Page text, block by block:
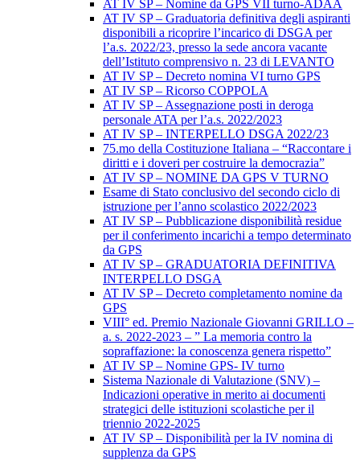
AT IV SP – Nomine da GPS VII turno-ADAA
AT IV SP – Graduatoria definitiva degli aspiranti
disponibili a ricoprire l’incarico di DSGA per
l’a.s. 2022/23, presso la sede ancora vacante
dell’Istituto comprensivo n. 23 di LEVANTO
AT IV SP – Decreto nomina VI turno GPS
AT IV SP – Ricorso COPPOLA
AT IV SP – Assegnazione posti in deroga
personale ATA per l’a.s. 2022/2023
AT IV SP – INTERPELLO DSGA 2022/23
75.mo della Costituzione Italiana – “Raccontare i
diritti e i doveri per costruire la democrazia”
AT IV SP – NOMINE DA GPS V TURNO
Esame di Stato conclusivo del secondo ciclo di
istruzione per l’anno scolastico 2022/2023
AT IV SP – Pubblicazione disponibilità residue
per il conferimento incarichi a tempo determinato
da GPS
AT IV SP – GRADUATORIA DEFINITIVA
INTERPELLO DSGA
AT IV SP – Decreto completamento nomine da
GPS
VIII° ed. Premio Nazionale Giovanni GRILLO –
a. s. 2022-2023 – ” La memoria contro la
sopraffazione: la conoscenza genera rispetto”
AT IV SP – Nomine GPS- IV turno
Sistema Nazionale di Valutazione (SNV) –
Indicazioni operative in merito ai documenti
strategici delle istituzioni scolastiche per il
triennio 2022-2025
AT IV SP – Disponibilità per la IV nomina di
supplenza da GPS